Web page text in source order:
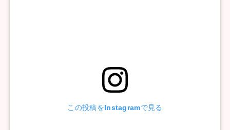
この投稿をInstagramで見る